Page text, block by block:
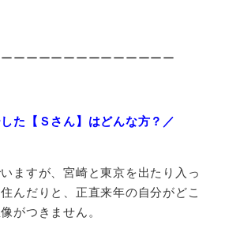
ーーーーーーーーーーーーー
た【Ｓさん】はどんな方？／
ますが、宮崎と東京を出たり入っ
んだりと、正直来年の自分がどこ
がつきません。